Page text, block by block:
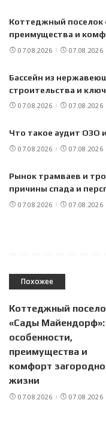
Коттеджный поселок
преимущества и
07.08.2026 07.08.2026
Бассейн из
строительства и
07.08.2026 07.08.2026
Что такое аудит ОЗО
07.08.2026 07.08.2026
Рынок трамваев и
причины спада и
07.08.2026 07.08.2026
Похожее
Коттеджный
«Сады Майендорф»:
особенности,
преимущества и
комфорт
жизни
07.08.2026 07.08.2026